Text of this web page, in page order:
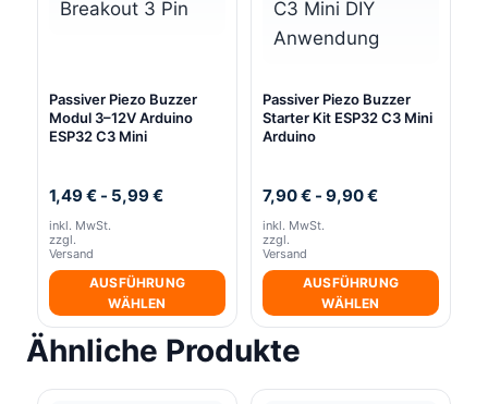
Passiver Piezo Buzzer
Modul 3–12V Arduino
ESP32 C3 Mini
1,49€ - 5,99€
inkl. MwSt.
zzgl.
Versand
AUSFÜHRUNG
WÄHLEN
Dieses
Produkt
weist
Passiver Piezo Buzzer
Starter Kit ESP32 C3 Mini
Arduino
7,90€ - 9,90€
inkl. MwSt.
zzgl.
Versand
AUSFÜHRUNG
WÄHLEN
Dieses
Produkt
weist
Ähnliche Produkte